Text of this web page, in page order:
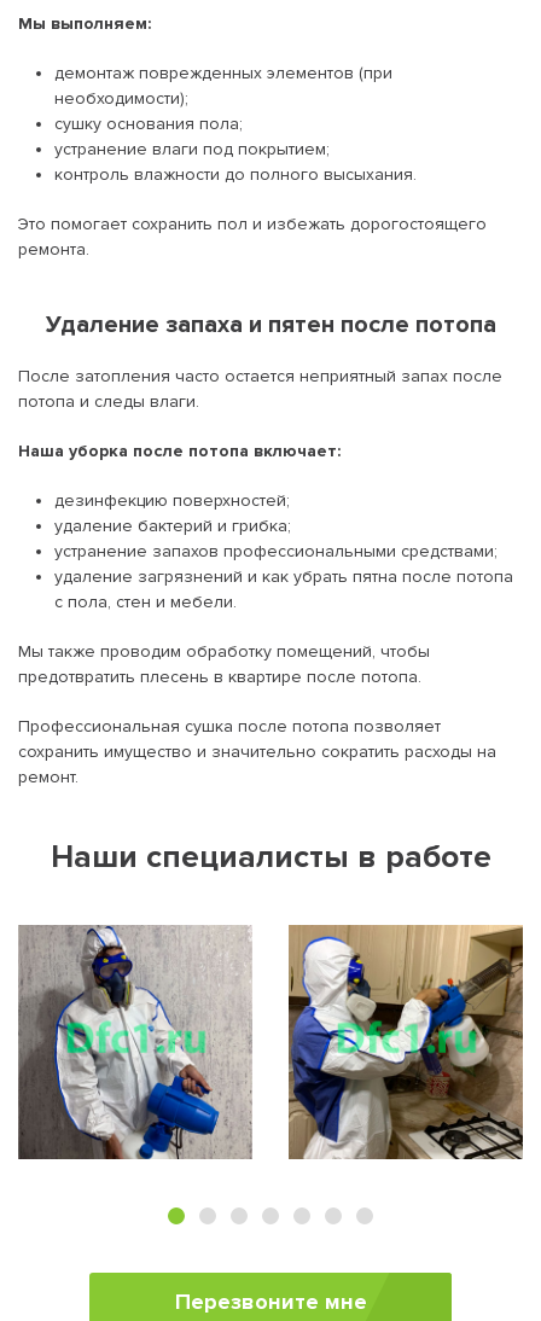
Мы выполняем:
демонтаж поврежденных элементов (при
необходимости);
сушку основания пола;
устранение влаги под покрытием;
контроль влажности до полного высыхания.
Это помогает сохранить пол и избежать дорогостоящего
ремонта.
Удаление запаха и пятен после потопа
После затопления часто остается неприятный запах после
потопа и следы влаги.
Наша уборка после потопа включает:
дезинфекцию поверхностей;
удаление бактерий и грибка;
устранение запахов профессиональными средствами;
удаление загрязнений и как убрать пятна после потопа
с пола, стен и мебели.
Мы также проводим обработку помещений, чтобы
предотвратить плесень в квартире после потопа.
Профессиональная сушка после потопа позволяет
сохранить имущество и значительно сократить расходы на
ремонт.
Наши специалисты в работе
Перезвоните мне